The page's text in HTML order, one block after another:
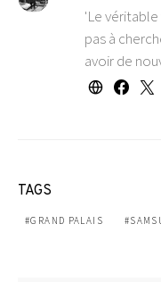
'Le
pas à
avoir de
TAGS
GRAND PALAIS